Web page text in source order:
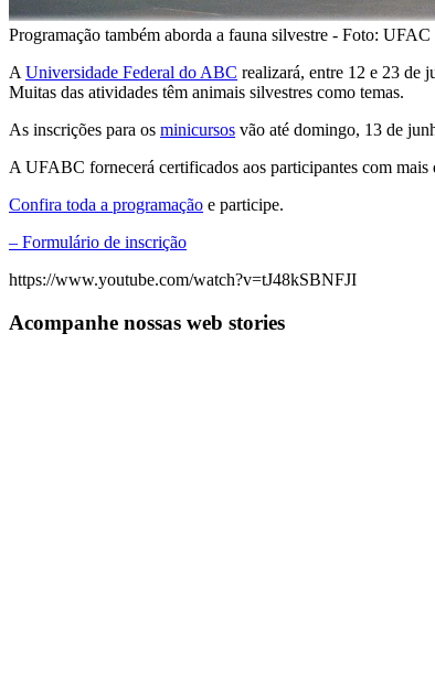
Programação também aborda a fauna silvestre - Foto: UFAC
A Universidade Federal do ABC realizará, entre 12 e 23 de
Muitas das atividades têm animais silvestres como temas.
As inscrições para os minicursos vão até domingo, 13 de
A UFABC fornecerá certificados aos participantes com mais
Confira toda a programação e participe.
– Formulário de inscrição
https://www.youtube.com/watch?v=tJ48kSBNFJI
Acompanhe nossas web stories